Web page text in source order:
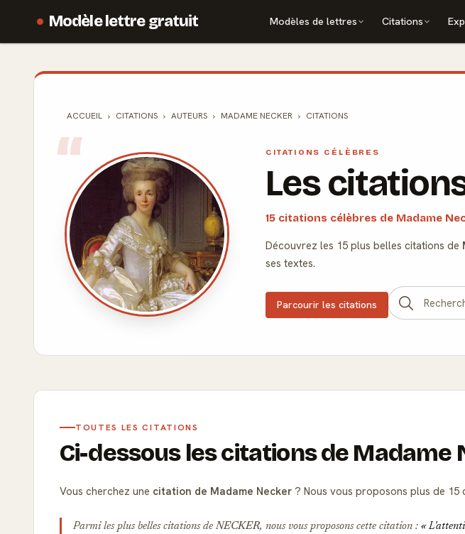
Modèle lettre gratuit Modèles de lettres Citations
ACCUEIL CITATIONS AUTEURS MADAME NECKER CITATIONS
CITATIONS CÉLÈBRES
Les
15 citations célèbres de Madame
Découvrez les 15 plus belles citations de
ses textes.
Parcourir les citations
TOUTES LES CITATIONS
Ci-dessous les citations de Madame
Vous cherchez une citation de Madame Necker ? Nous vous proposons plus de 15
Parmi les plus belles citations de NECKER, nous vous proposons cette citation :